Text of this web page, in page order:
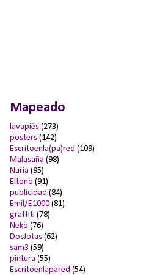
Mapeado
lavapiés (273)
posters (142)
Escritoenla(pa)red (109)
Malasaña (98)
Nuria (95)
Eltono (91)
publicidad (84)
Emil/E1000 (81)
graffiti (78)
Neko (76)
DosJotas (62)
sam3 (59)
pintura (55)
Escritoenlapared (54)